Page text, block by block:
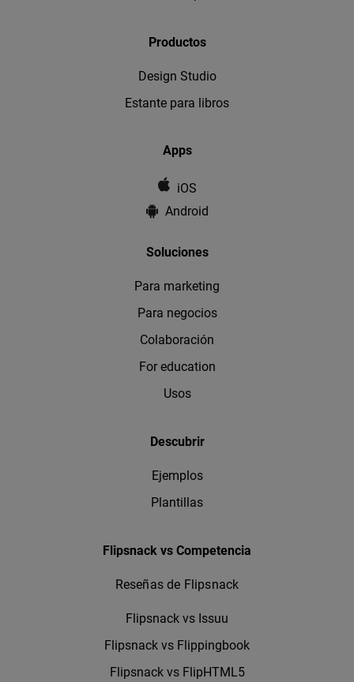
Productos
Design Studio
Estante para libros
Apps
iOS
Android
Soluciones
Para marketing
Para negocios
Colaboración
For education
Usos
Descubrir
Ejemplos
Plantillas
Flipsnack vs Competencia
Reseñas de Flipsnack
Flipsnack vs Issuu
Flipsnack vs Flippingbook
Flipsnack vs FlipHTML5